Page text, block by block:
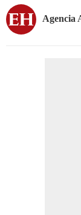
Agencia